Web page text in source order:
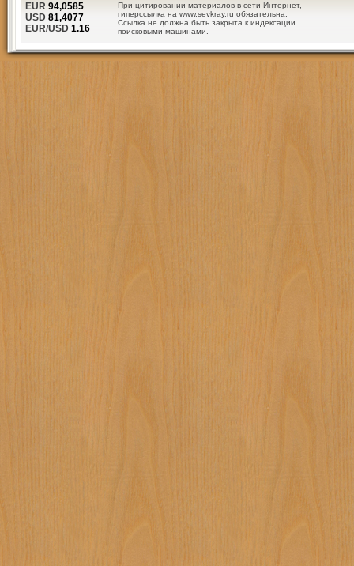
При цитировании материалов в сети Интернет,
гиперссылка на www.sevkray.ru обязательна.
Ссылка не должна быть закрыта к индексации
поисковыми машинами.
EUR 94,0585
USD 81,4077
EUR/USD 1.16